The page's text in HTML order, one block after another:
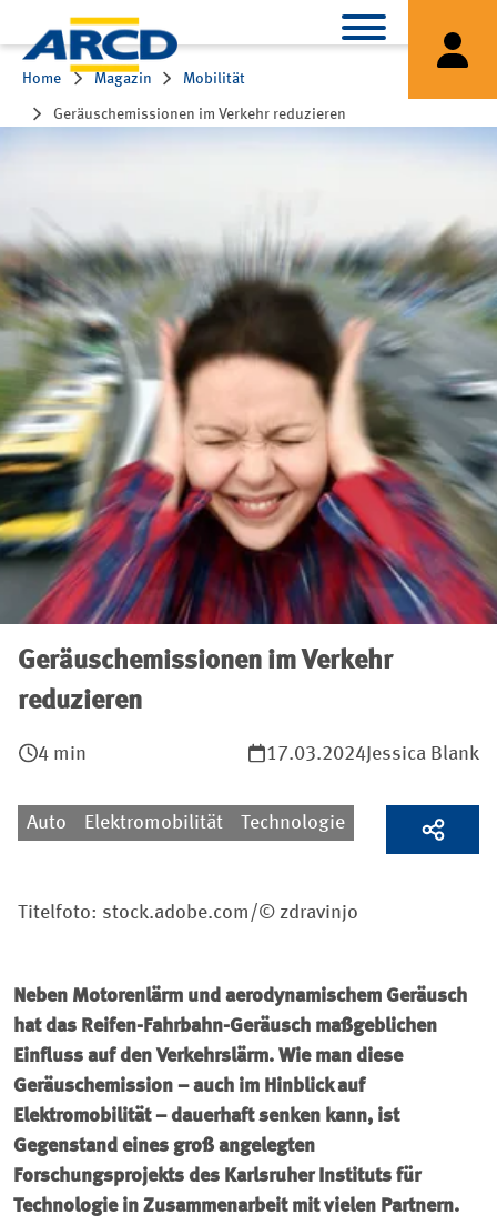
Home Magazin Mobilität
Geräuschemissionen im Verkehr reduzieren
Geräuschemissionen im Verkehr
reduzieren
4 min 17.03.2024 Jessica Blank
Auto Elektromobilität Technologie
Titelfoto: stock.adobe.com/© zdravinjo
Neben Motorenlärm und aerodynamischem Geräusch
hat das Reifen-Fahrbahn-Geräusch maßgeblichen
Einfluss auf den Verkehrslärm. Wie man diese
Geräuschemission – auch im Hinblick auf
Elektromobilität – dauerhaft senken kann, ist
Gegenstand eines groß angelegten
Forschungsprojekts des Karlsruher Instituts für
Technologie in Zusammenarbeit mit vielen Partnern.